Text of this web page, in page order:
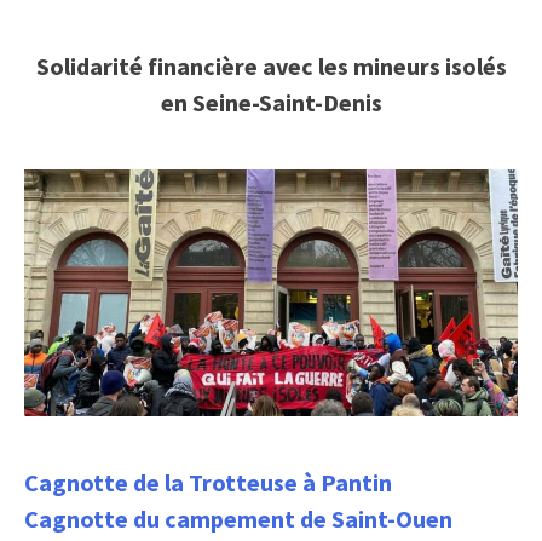
Solidarité financière avec les mineurs isolés
en Seine-Saint-Denis
Cagnotte de la Trotteuse à Pantin
Cagnotte du campement de Saint-Ouen